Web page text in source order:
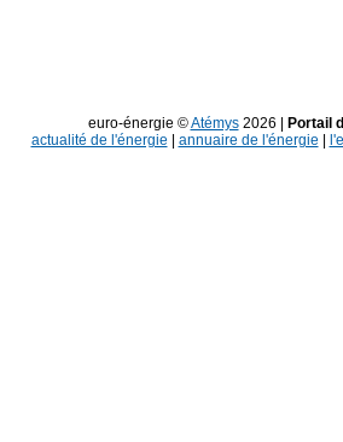
euro-énergie ©Atémys2026 |
Portail
actualité de l'énergie
annuaire de l'énergie